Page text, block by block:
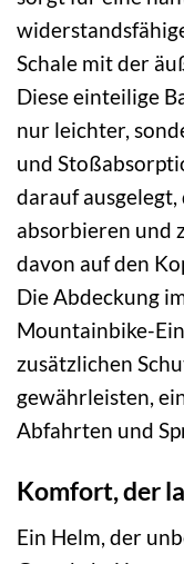
Schale mit der
Diese einteilige
nur leichter,
und
darauf ausgelegt,
absorbieren und
davon auf den
Die Abdeckung
Mountainbike-
zusätzlichen
gewährleisten,
Abfahrten und
Komfort, der
Ein Helm, der